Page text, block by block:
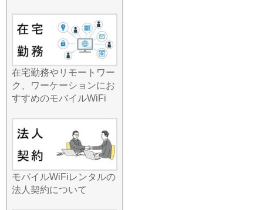
加したり、自由自在なネッ
トライフを楽しみましょ
う。ローカルなエリアでも
しっかり電波をキャッチす
る強力なルーターをお届け
します。
2026.7.29
安定したネット接続と通信
コストの削減を同時に叶え
たいなら、国内Wi-Fiレンタ
ルが最も賢い選択です。特
に複雑なセットアップを嫌
う方にとって、当店のサー
ビスは「届いてすぐ使え
る」シンプルさを極めてい
在宅勤務やリモートワー
ク、ワーケーションにお
すすめのモバイルWiFi
モバイルWiFiレンタルの
法人契約について